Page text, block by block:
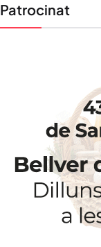
Patrocinat